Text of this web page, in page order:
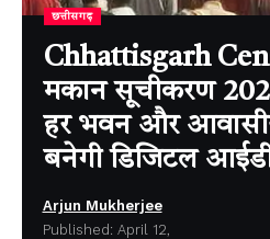
छत्तीसगढ़
Chhattisgarh
मकान सूचीकरण
हर भवन और
बनेगी डिजिटल
Arjun Mukherjee
Published: April 12,